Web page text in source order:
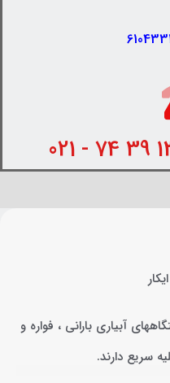
آبیاری بارانی ، فواره و
سریع دارند.